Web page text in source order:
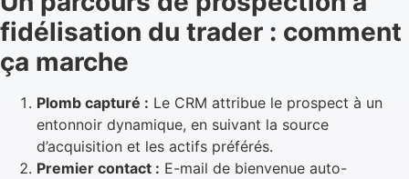
fidélisation du trader : comment
ça marche
Plomb capturé : Le CRM attribue le prospect à un
entonnoir dynamique, en suivant la source
d’acquisition et les actifs préférés.
Premier contact : E-mail de bienvenue auto-